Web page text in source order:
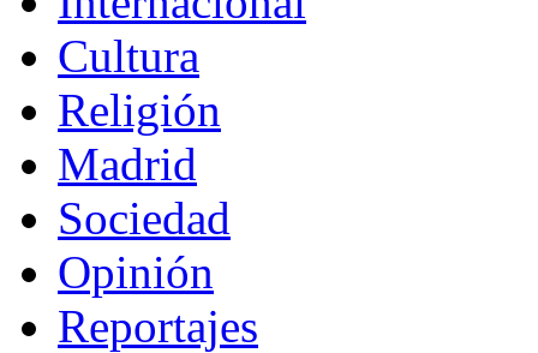
Cultura
Religión
Madrid
Sociedad
Opinión
Reportajes